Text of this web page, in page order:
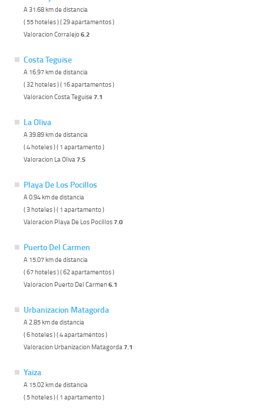
A 31.68 km de distancia
( 55 hoteles ) ( 29 apartamentos )
Valoracion Corralejo6.2
Costa Teguise
A 16.97 km de distancia
( 32 hoteles ) ( 16 apartamentos )
Valoracion Costa Teguise 7.1
La Oliva
A 39.89 km de distancia
( 4 hoteles ) ( 1 apartamento )
Valoracion La Oliva 7.5
Playa De Los Pocillos
A 0.94 km de distancia
( 3 hoteles ) ( 1 apartamento )
Valoracion Playa De Los Pocillos7.0
Puerto Del Carmen
A 15.07 km de distancia
( 67 hoteles ) ( 62 apartamentos )
Valoracion Puerto Del Carmen6.1
Urbanizacion Matagorda
A 2.85 km de distancia
( 6 hoteles ) ( 4 apartamentos )
Valoracion Urbanizacion Matagorda 7.1
Yaiza
A 15.02 km de distancia
( 5 hoteles ) ( 1 apartamento )